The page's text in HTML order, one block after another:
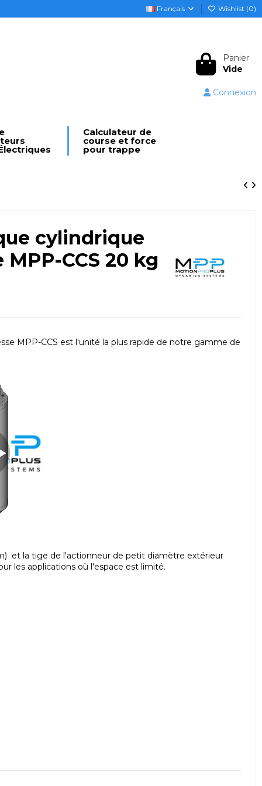
Français Wishlist (0)
Panier
Vide
Connexion
Calculateur de
course et force
pour trappe
cylindrique
CCS 20 kg
MPP-CCS est l'unité la plus rapide de notre gamme de
et la tige de l'actionneur de petit diamètre extérieur
les applications où l'espace est limité.